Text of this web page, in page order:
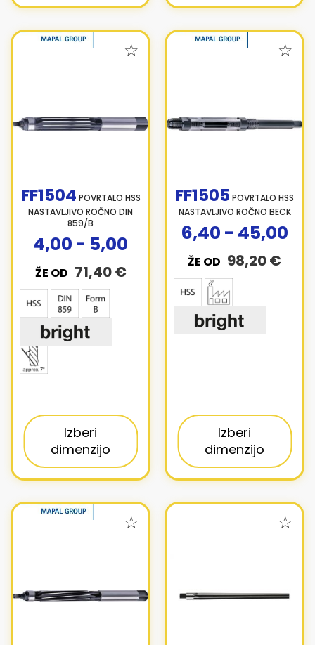
FF1504 POVRTALO HSS
NASTAVLJIVO ROČNO DIN
859/B
ŽE OD 71,40 €
4,00 - 5,00
Izberi
dimenzijo
FF1505 POVRTALO HSS
NASTAVLJIVO ROČNO BECK
ŽE OD 98,20 €
6,40 - 45,00
Izberi
dimenzijo